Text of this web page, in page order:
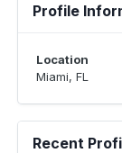
Profile
Location
Miami, FL
Recent